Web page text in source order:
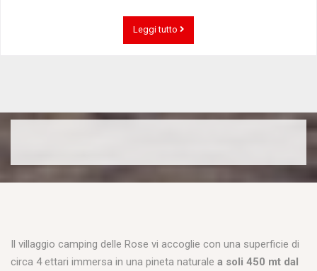
Leggi tutto
Il villaggio camping delle Rose vi accoglie con una superficie di
circa 4 ettari immersa in una pineta naturale a soli 450 mt dal